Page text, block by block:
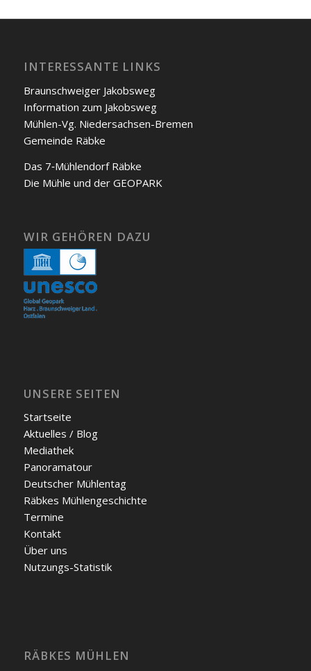
INTERESSANTE LINKS
Braunschweiger Jakobs­weg
Infor­ma­ti­on zum Jakobs­weg
Müh­len-Vg. Nie­der­sach­sen-Bre­men
Gemein­de Räb­ke
Das 7‑Mühlendorf Räb­ke
Die Müh­le und der GEOPARK
WIR GEHÖREN DAZU
UNSERE SEITEN
Start­sei­te
Aktu­el­les / Blog
Media­thek
Pan­ora­ma­tour
Deut­scher Müh­len­tag
Räb­kes Müh­len­ge­schich­te
Ter­mi­ne
Kon­takt
Über uns
Nut­zungs-Sta­tis­tik
RÄBKES MÜHLEN